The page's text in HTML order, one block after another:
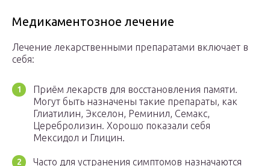
Медикаментозное лечение
Лечение лекарственными препаратами включает в
себя:
Приём лекарств для восстановления памяти.
Могут быть назначены такие препараты, как
Глиатилин, Экселон, Реминил, Семакс,
Церебролизин. Хорошо показали себя
Мексидол и Глицин.
Часто для устранения симптомов назначаются